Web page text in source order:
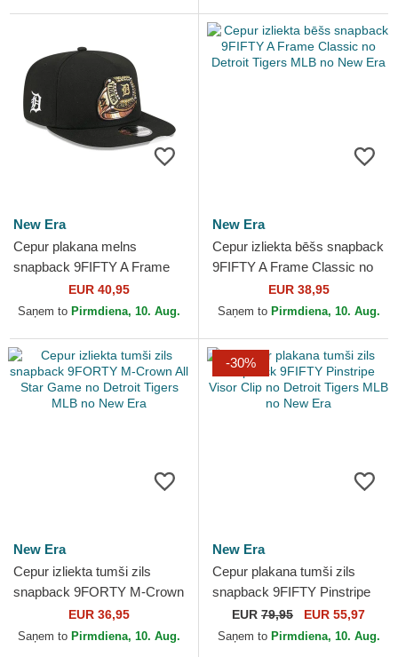
New Era
Cepur plakana melns
snapback 9FIFTY A Frame
Ring no Detroit Tigers MLB
no New Era
EUR 40,95
Saņem to Pirmdiena, 10. Aug.
New Era
Cepur izliekta bēšs snapback
9FIFTY A Frame Classic no
Detroit Tigers MLB no New
Era
EUR 38,95
Saņem to Pirmdiena, 10. Aug.
New Era
Cepur izliekta tumši zils
snapback 9FORTY M-Crown
All Star Game no Detroit
Tigers MLB no New Era
EUR 36,95
Saņem to Pirmdiena, 10. Aug.
-30%
New Era
Cepur plakana tumši zils
snapback 9FIFTY Pinstripe
Visor Clip no Detroit Tigers
MLB no New Era
EUR 79,95 EUR 55,97
Saņem to Pirmdiena, 10. Aug.